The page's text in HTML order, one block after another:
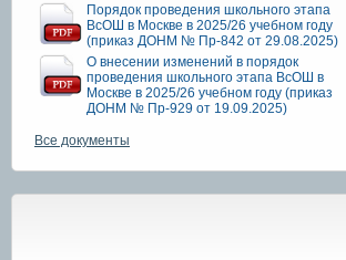
Порядок проведения школьного этапа
ВсОШ в Москве в 2025/26 учебном году
(приказ ДОНМ № Пр-842 от 29.08.2025)
О внесении изменений в порядок
проведения школьного этапа ВсОШ в
Москве в 2025/26 учебном году (приказ
ДОНМ № Пр-929 от 19.09.2025)
Все документы